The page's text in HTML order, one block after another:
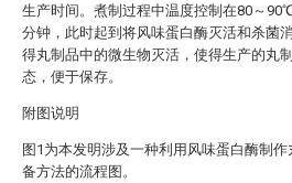
生产时间。煮制过程中温度控制在80～
分钟，此时起到将风味蛋白酶灭活和杀菌
得丸制品中的微生物灭活，使得生产的丸
态，便于保存。
附图说明
图1为本发明涉及一种利用风味蛋白酶制作
备方法的流程图。